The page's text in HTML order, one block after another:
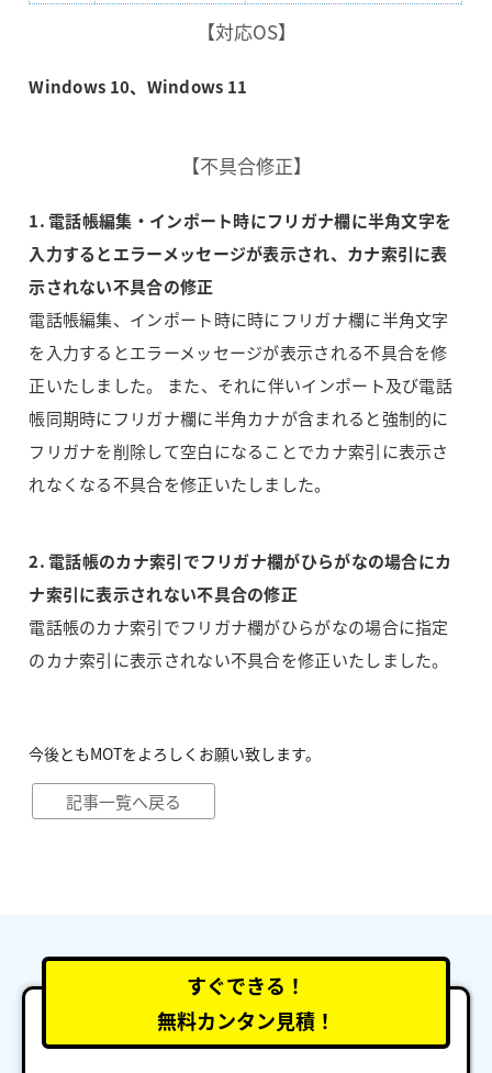
【対応OS】
Windows 10、Windows 11
【不具合修正】
1. 電話帳編集・インポート時にフリガナ欄に半角文字を
入力するとエラーメッセージが表示され、カナ索引に表
示されない不具合の修正
電話帳編集、インポート時に時にフリガナ欄に半角文字
を入力するとエラーメッセージが表示される不具合を修
正いたしました。 また、それに伴いインポート及び電話
帳同期時にフリガナ欄に半角カナが含まれると強制的に
フリガナを削除して空白になることでカナ索引に表示さ
れなくなる不具合を修正いたしました。
2. 電話帳のカナ索引でフリガナ欄がひらがなの場合にカ
ナ索引に表示されない不具合の修正
電話帳のカナ索引でフリガナ欄がひらがなの場合に指定
のカナ索引に表示されない不具合を修正いたしました。
今後ともMOTをよろしくお願い致します。
記事一覧へ戻る
すぐできる！
無料カンタン見積！